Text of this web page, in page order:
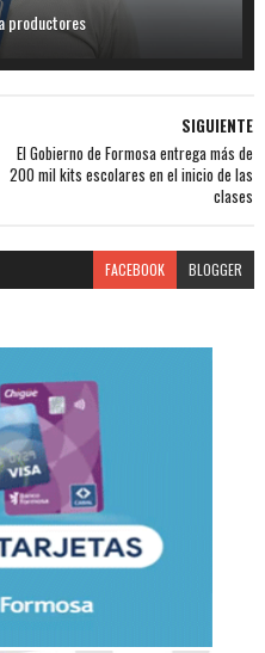
productores
SIGUIENTE
El Gobierno de Formosa entrega más de
200 mil kits escolares en el inicio de las
clases
FACEBOOK BLOGGER